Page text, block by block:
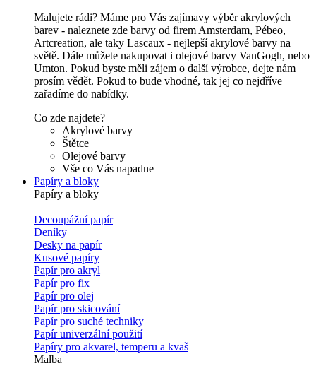
Malujete rádi? Máme pro Vás zajímavy výběr akrylových
barev - naleznete zde barvy od firem Amsterdam, Pébeo,
Artcreation, ale taky Lascaux - nejlepší akrylové barvy na
světě. Dále můžete nakupovat i olejové barvy VanGogh, nebo
Umton. Pokud byste měli zájem o další výrobce, dejte nám
prosím vědět. Pokud to bude vhodné, tak jej co nejdříve
zařadíme do nabídky.
Co zde najdete?
Akrylové barvy
Štětce
Olejové barvy
Vše co Vás napadne
Papíry a bloky
Papíry a bloky
Decoupážní papír
Deníky
Desky na papír
Kusové papíry
Papír pro akryl
Papír pro fix
Papír pro olej
Papír pro skicování
Papír pro suché techniky
Papír univerzální použití
Papíry pro akvarel, temperu a kvaš
Malba